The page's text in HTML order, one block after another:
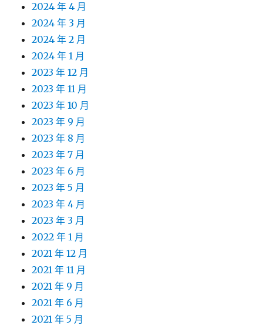
2024 年 4 月
2024 年 3 月
2024 年 2 月
2024 年 1 月
2023 年 12 月
2023 年 11 月
2023 年 10 月
2023 年 9 月
2023 年 8 月
2023 年 7 月
2023 年 6 月
2023 年 5 月
2023 年 4 月
2023 年 3 月
2022 年 1 月
2021 年 12 月
2021 年 11 月
2021 年 9 月
2021 年 6 月
2021 年 5 月